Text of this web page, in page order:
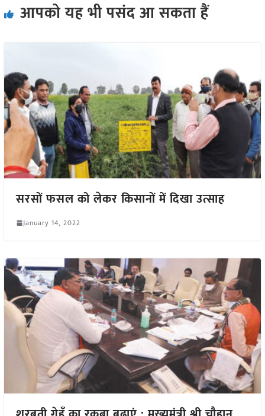
आपको यह भी पसंद आ सकता हैं
सरसों फसल को लेकर किसानों में दिखा उत्साह
January 14, 2022